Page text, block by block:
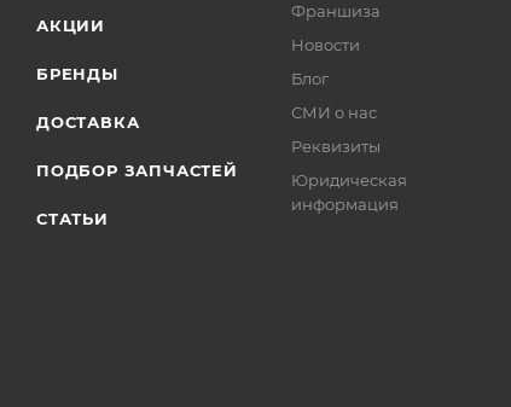
АКЦИИ
БРЕНДЫ
ДОСТАВКА
ПОДБОР ЗАПЧАСТЕЙ
СТАТЬИ
Франшиза
Новости
Блог
СМИ о нас
Реквизиты
Юридическая
информация